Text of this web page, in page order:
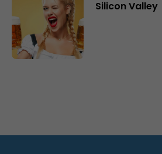
Silicon Valley